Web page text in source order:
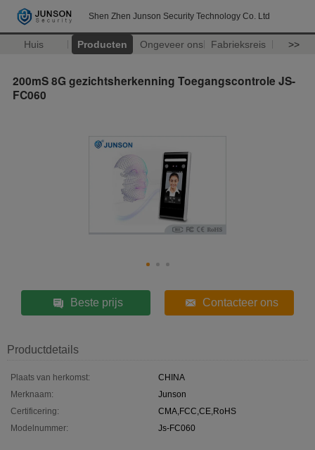
Shen Zhen Junson Security Technology Co. Ltd
Huis Producten Ongeveer ons Fabrieksreis >>
200mS 8G gezichtsherkenning Toegangscontrole JS-
FC060
Beste prijs Contacteer ons
Productdetails
Plaats van herkomst:
CHINA
Merknaam:
Junson
Certificering:
CMA,FCC,CE,RoHS
Modelnummer:
Js-FC060